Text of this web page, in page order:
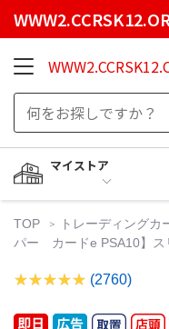
マイストア
TOP トレーディングカ
パー カードe PSA10】ス
(2760)